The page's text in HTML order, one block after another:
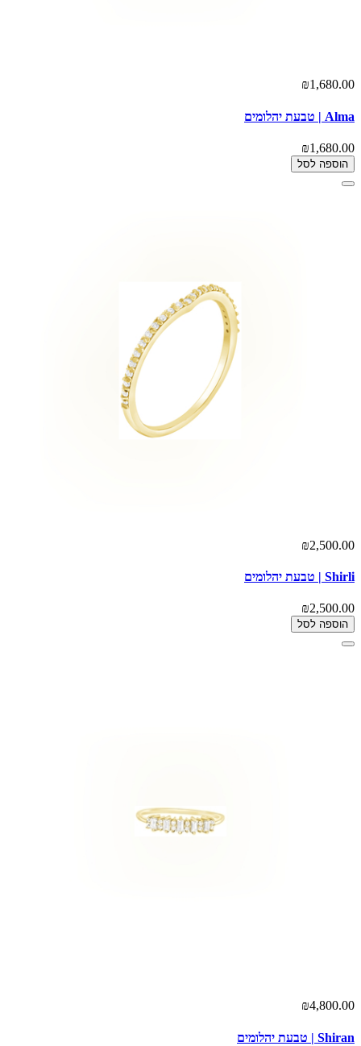
₪1,680.00
Alma | טבעת יהלומים
₪1,680.00
הוספה לסל
₪2,500.00
Shirli | טבעת יהלומים
₪2,500.00
הוספה לסל
₪4,800.00
Shiran | טבעת יהלומים